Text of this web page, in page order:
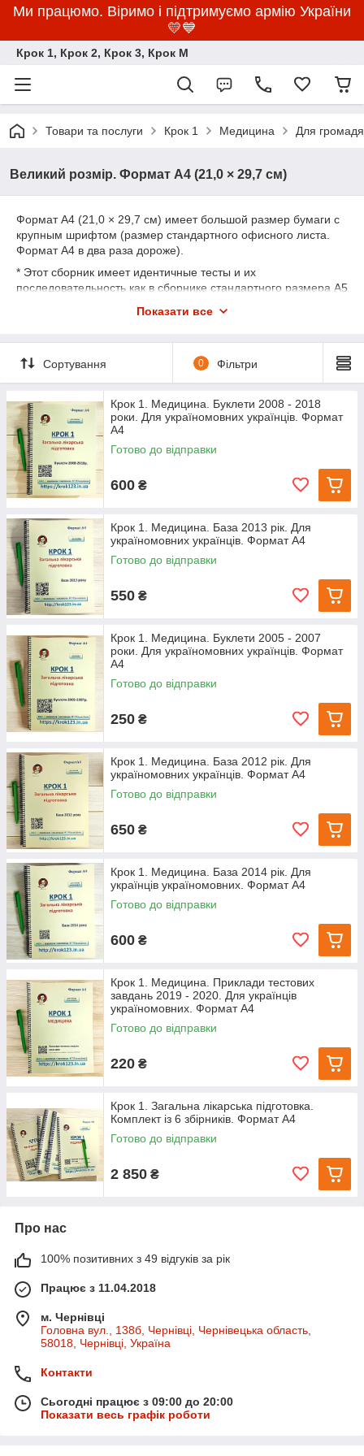
Ми працюмо. Віримо і підтримуємо армію України
💛💙
Крок 1, Крок 2, Крок 3, Крок M
Товари та послуги Крок 1 Медицина Для
Великий розмір. Формат А4 (21,0 × 29,7 см)
Формат А4 (21,0 × 29,7 см) имеет большой размер бумаги с
крупным шрифтом (размер стандартного офисного листа.
Формат А4 в два раза дороже).
* Этот сборник имеет идентичные тесты и их
последовательность как в сборнике стандартного размера А5
размером шрифта и в два раза дороже!
Показати все
Сортування 0 Фільтри
Крок 1. Медицина. Буклети 2008 - 2018
роки. Для україномовних українців. Формат
А4
Готово до відправки
600 ₴
Крок 1. Медицина. База 2013 рік. Для
україномовних українців. Формат А4
Готово до відправки
550 ₴
Крок 1. Медицина. Буклети 2005 - 2007
роки. Для україномовних українців. Формат
А4
Готово до відправки
250 ₴
Крок 1. Медицина. База 2012 рік. Для
україномовних українців. Формат А4
Готово до відправки
650 ₴
Крок 1. Медицина. База 2014 рік. Для
українців україномовних. Формат А4
Готово до відправки
600 ₴
Крок 1. Медицина. Приклади тестових
завдань 2019 - 2020. Для українців
україномовних. Формат А4
Готово до відправки
220 ₴
Крок 1. Загальна лікарська підготовка.
Комплект із 6 збірників. Формат А4
Готово до відправки
2 850 ₴
Про нас
100% позитивних з 49 відгуків за рік
Працює з 11.04.2018
м. Чернівці
Головна вул., 138б, Чернівці, Чернівецька область,
58018, Чернівці, Україна
Контакти
Сьогодні працює з 09:00 до 20:00
Показати весь графік роботи